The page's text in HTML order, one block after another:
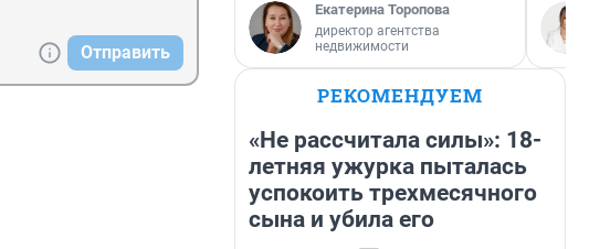
Отправить
Екатерина Торопова
директор агентства
недвижимости
РЕКОМЕНДУЕМ
«Не рассчитала силы»: 18-
летняя ужурка пыталась
успокоить трехмесячного
сына и убила его